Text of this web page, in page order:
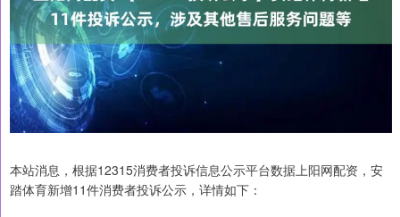
本站消息，根据12315消费者投诉信息公示平台数据上阳网配资，安
踏体育新增11件消费者投诉公示，详情如下：